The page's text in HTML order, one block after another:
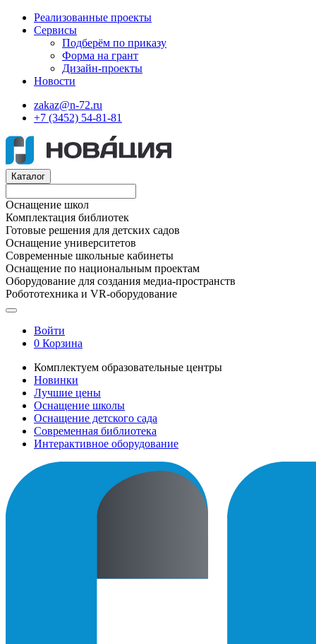
Реализованные проекты
Сервисы
Подберём по приказу
Форма на грант
Дизайн-проекты
Новости
zakaz@n-72.ru
+7 (3452) 54-81-81
Каталог
Оснащение школ
Комплектация библиотек
Готовые решения для детских садов
Оснащение университетов
Современные школьные кабинеты
Оснащение по национальным проектам
Оборудование для создания медиа-пространств
Робототехника и VR-оборудование
Войти
0 Корзина
Комплектуем образовательные центры
Новинки
Лучшие цены
Оснащение школы
Оснащение детского сада
Современная библиотека
Интерактивное оборудование